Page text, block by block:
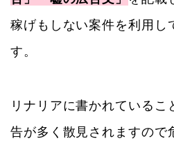
稼げもしない案件を利用し
す。
リナリアに書かれているこ
告が多く散見されますので